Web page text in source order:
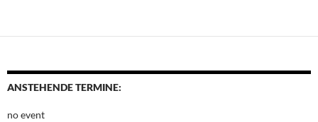
ANSTEHENDE TERMINE:
no event